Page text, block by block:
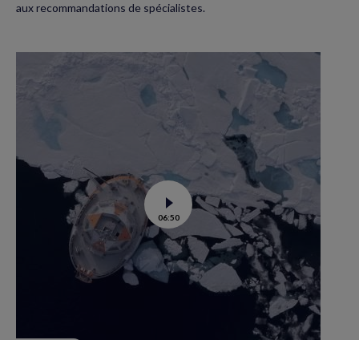
aux recommandations de spécialistes.
Voir
la
vidéo
de
Tara
Polar
station
:
06:50